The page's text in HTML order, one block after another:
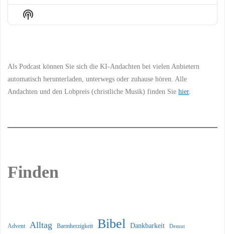
Episode
Episodes
Show
Podcast
Als Podcast können Sie sich die KI-Andachten bei vielen Anbietern
automatisch herunterladen, unterwegs oder zuhause hören. Alle
Andachten und den Lobpreis (christliche Musik) finden Siehier.
Finden
Advent Alltag Barmherzigkeit Bibel Dankbarkeit Demut